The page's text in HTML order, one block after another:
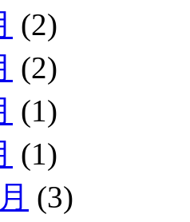
(2)
(2)
(1)
(1)
(3)